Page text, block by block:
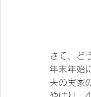
さて、ど
年末年始
夫の実家